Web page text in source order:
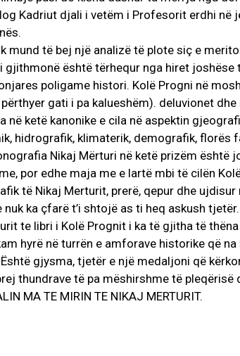
Kadriut djali i vetëm i Profesorit erdhi në
mund të bej një analizë të plote siç e
gjithmonë është tërhequr nga hiret joshëse
poligame histori. Kolë Progni në
gati i pa kalueshëm). deluvionet
në ketë kanonike e cila në aspektin
hidrografik, klimaterik, demografik, florës
Nikaj Mërturi në ketë prizëm është
por edhe maja me e lartë mbi të cilën
të Nikaj Merturit, prerë, qepur dhe
ka çfarë t’i shtojë as ti heq askush
te libri i Kolë Prognit i ka të gjitha të
hyrë në turrën e amforave historike që
gjysma, tjetër e një medaljoni që
thundrave të pa mëshirshme të pleqërisë
MA TE MIRIN TE NIKAJ MERTURIT.